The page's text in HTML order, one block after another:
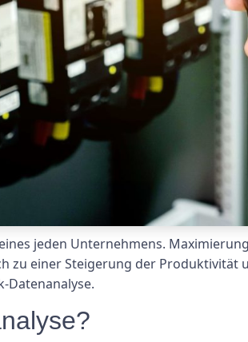
jeden Unternehmens.
zu einer Steigerung der
Datenanalyse.